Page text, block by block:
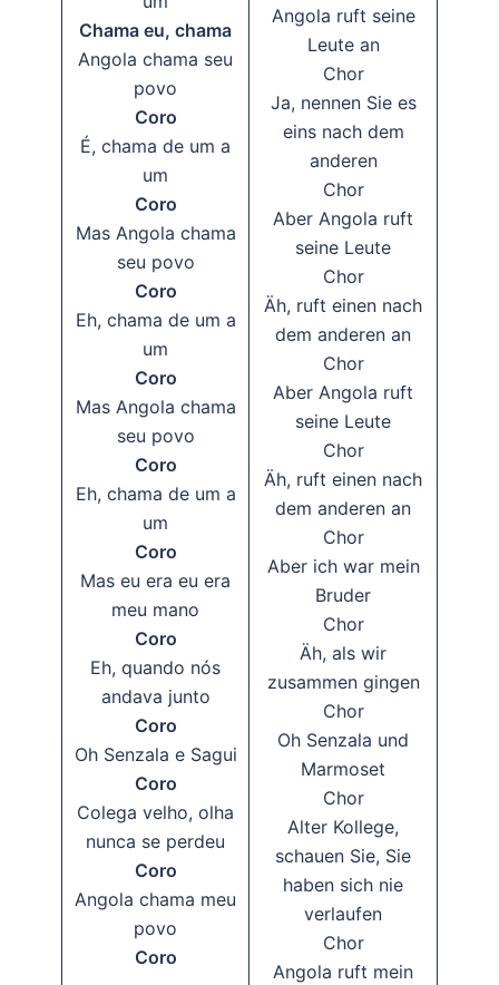
Chama eu, chama
Angola chama seu
povo
Coro
É, chama de um a
um
Coro
Mas Angola chama
seu povo
Coro
Eh, chama de um a
um
Coro
Mas Angola chama
seu povo
Coro
Eh, chama de um a
um
Coro
Mas eu era eu era
meu mano
Coro
Eh, quando nós
andava junto
Coro
Oh Senzala e Sagui
Coro
Colega velho, olha
nunca se perdeu
Coro
Angola chama meu
povo
Coro
Angola ruft seine
Leute an
Chor
Ja, nennen Sie es
eins nach dem
anderen
Chor
Aber Angola ruft
seine Leute
Chor
Äh, ruft einen nach
dem anderen an
Chor
Aber Angola ruft
seine Leute
Chor
Äh, ruft einen nach
dem anderen an
Chor
Aber ich war mein
Bruder
Chor
Äh, als wir
zusammen gingen
Chor
Oh Senzala und
Marmoset
Chor
Alter Kollege,
schauen Sie, Sie
haben sich nie
verlaufen
Chor
Angola ruft mein